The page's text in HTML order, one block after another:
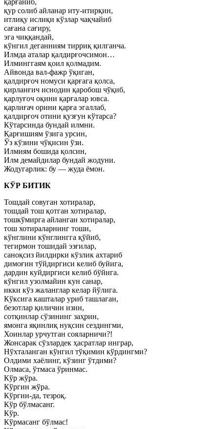
қарғаниб,
қур солиб айланар иту-итирқин,
итлиқу ислиқи кўзлар чақчайиб
сағана сағиру,
эга чиққандай,
кўнгил деганниям тирриқ қилганча.
Илмда аталар қалдирғочсимон…
Илминггаям қоил қолмадим.
Айвонда вал-фажр ўқиган,
қалдирғоч номуси қарғага қолса,
қирланғич иснодин қаробош чўқиб,
қарлуғоч оқини қарғалар ювса.
қарлиғач орини қарға эгаллаб,
қалдирғоч отини қузғун кўтарса?
Кўтарсинда бундай илмни.
Қарғишиям ўзига урсин,
Ўз кўзини чўқисин ўзи.
Илмиям бошида қолсин,
Илм демайдилар бундай жодуни.
Жодугарлик: бу — жуда ёмон.
КЎР БИТИК
Тошдай совуган хотиралар,
тошдай тош қотган хотиралар,
тошкўмирга айланган хотиралар,
тош хотираларнинг тоши,
кўнглини кўнглингга қўйиб,
тегирмон тошидай эзғилар,
саноқсиз йилдирки кўзлик ахтариб
димоғин тўйдиргиси келиб буйига,
дардин куйдиргиси келиб бўйига.
кўнгил узолмайин кун санар,
икки кўз жаланглар келар йўлига.
Кўксига кашталар уриб ташлаган,
безотлар қиличин изин,
сотқинлар сўзининг заҳрин,
ямонга яқинлиқ нуқсин сездингми,
Хоинлар урчутган сояларничи?!
Жонсарак сўзлардек ҳасратлар инграр,
Нўхталанган кўнгил тўқимин кўрдингми?
Олдими хаёлинг, кўзинг ўтдими?
Олмаса, ўтмаса ўринмас.
Кўр жўра.
Кўргин жўра.
Кўргин-да, тезроқ.
Кўр бўлмасанг.
Кўр.
Кўрмасанг бўлмас!